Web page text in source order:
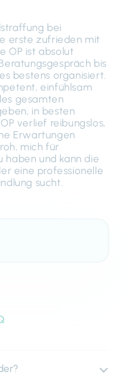
bei
erste zufrieden mit
OP ist absolut
bis
bestens organisiert.
einfühlsam
gesamten
in besten
verlief reibungslos,
Erwartungen
mich für
haben und kann die
eine professionelle
sucht.